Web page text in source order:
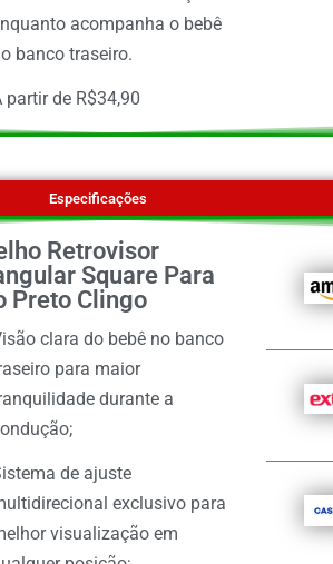
acompanha o bebê
banco traseiro.
partir de R$34,90
Especificações
Retrovisor
Square Para
Preto Clingo
clara do bebê no banco
para maior
durante a
de ajuste
exclusivo para
visualização em